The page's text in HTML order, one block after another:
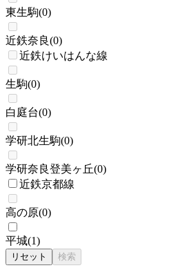
東生駒(0)
近鉄奈良(0)
近鉄けいはんな線
生駒(0)
白庭台(0)
学研北生駒(0)
学研奈良登美ヶ丘(0)
近鉄京都線
高の原(0)
平城(1)
リセット 検索